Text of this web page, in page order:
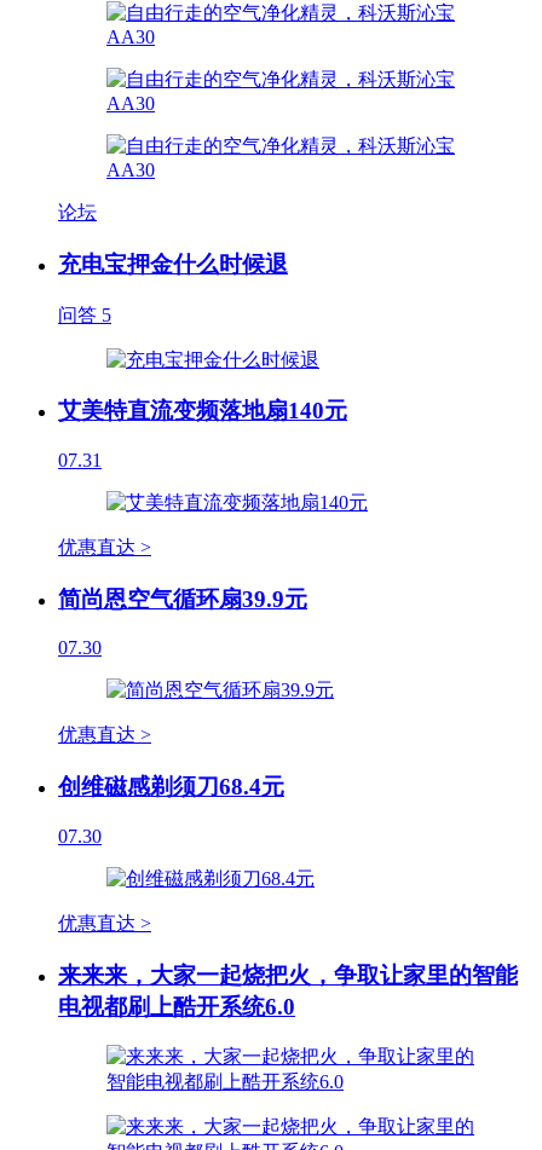
论坛
充电宝押金什么时候退
问答 5
艾美特直流变频落地扇140元
07.31
优惠直达 >
简尚恩空气循环扇39.9元
07.30
优惠直达 >
创维磁感剃须刀68.4元
07.30
优惠直达 >
来来来，大家一起烧把火，争取让家里的智能
电视都刷上酷开系统6.0